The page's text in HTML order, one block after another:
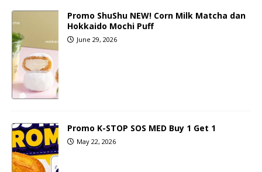
Promo ShuShu NEW! Corn Milk Matcha dan
Hokkaido Mochi Puff
June 29, 2026
Promo K-STOP SOS MED Buy 1 Get 1
May 22, 2026